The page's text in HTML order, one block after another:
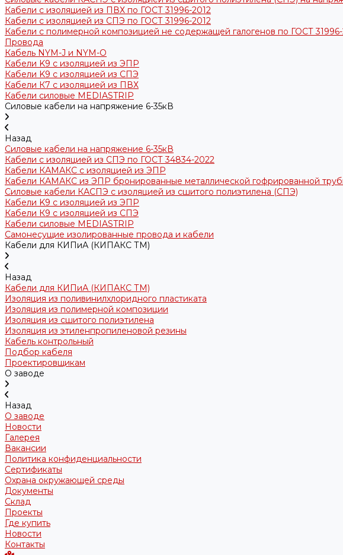
Кабели с изоляцией из ПВХ по ГОСТ 31996-2012
Кабели с изоляцией из СПЭ по ГОСТ 31996-2012
Кабели с полимерной композицией не содержащей галогенов по ГОСТ 31996-
Провода
Кабель NYM-J и NYM-O
Кабели K9 с изоляцией из ЭПР
Кабели K9 с изоляцией из СПЭ
Кабели К7 с изоляцией из ПВХ
Кабели силовые MEDIASTRIP
Силовые кабели на напряжение 6-35кВ
Назад
Силовые кабели на напряжение 6-35кВ
Кабели с изоляцией из СПЭ по ГОСТ 34834-2022
Кабели КАМАКС с изоляцией из ЭПР
Кабели КАМАКС из ЭПР бронированные металлической гофрированной
Силовые кабели КАСПЭ с изоляцией из сшитого полиэтилена (СПЭ)
Кабели K9 с изоляцией из ЭПР
Кабели К9 с изоляцией из СПЭ
Кабели силовые MEDIASTRIP
Самонесущие изолированные провода и кабели
Кабели для КИПиА (КИПАКС ТМ)
Назад
Кабели для КИПиА (КИПАКС ТМ)
Изоляция из поливинилхлоридного пластиката
Изоляция из полимерной композиции
Изоляция из сшитого полиэтилена
Изоляция из этиленпропиленовой резины
Кабель контрольный
Подбор кабеля
Проектировщикам
О заводе
Назад
О заводе
Новости
Галерея
Вакансии
Политика конфиденциальности
Сертификаты
Охрана окружающей среды
Документы
Склад
Проекты
Где купить
Новости
Контакты